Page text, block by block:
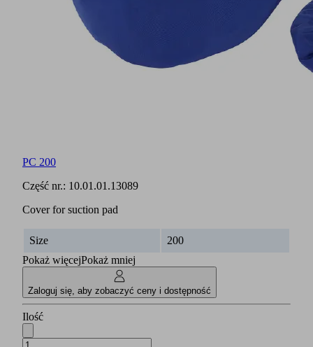
PC 200
Część nr.: 10.01.01.13089
Cover for suction pad
Size
200
Pokaż więcejPokaż mniej
Zaloguj się, aby zobaczyć ceny i dostępność
Ilość